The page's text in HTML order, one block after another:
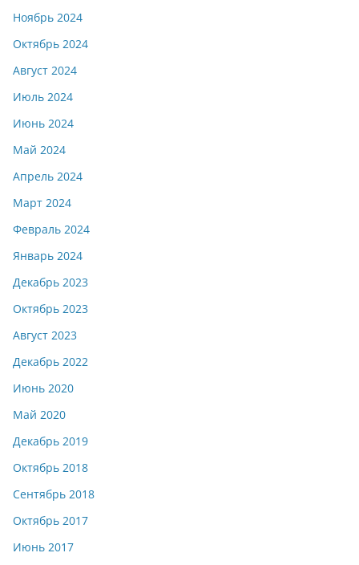
Ноябрь 2024
Октябрь 2024
Август 2024
Июль 2024
Июнь 2024
Май 2024
Апрель 2024
Март 2024
Февраль 2024
Январь 2024
Декабрь 2023
Октябрь 2023
Август 2023
Декабрь 2022
Июнь 2020
Май 2020
Декабрь 2019
Октябрь 2018
Сентябрь 2018
Октябрь 2017
Июнь 2017